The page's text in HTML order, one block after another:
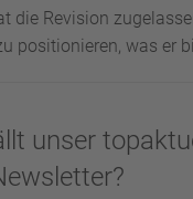
die Revision
positionieren, was er
unser